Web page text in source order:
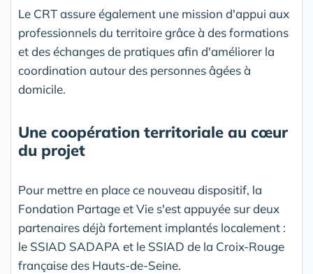
Le CRT assure également une mission d'appui aux
professionnels du territoire grâce à des formations
et des échanges de pratiques afin d'améliorer la
coordination autour des personnes âgées à
domicile.
Une coopération territoriale au cœur
du projet
Pour mettre en place ce nouveau dispositif, la
Fondation Partage et Vie s'est appuyée sur deux
partenaires déjà fortement implantés localement :
le SSIAD SADAPA et le SSIAD de la Croix-Rouge
française des Hauts-de-Seine.